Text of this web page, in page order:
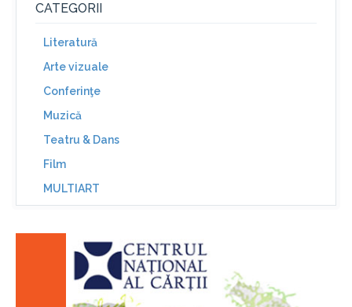
CATEGORII
Literatură
Arte vizuale
Conferinţe
Muzică
Teatru & Dans
Film
MULTIART